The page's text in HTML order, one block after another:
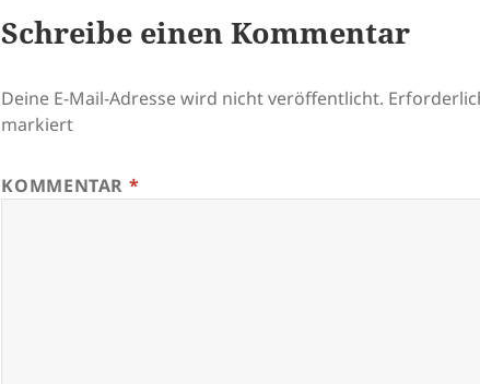
Schreibe einen Kommentar
Deine E-Mail-Adresse wird nicht veröffentlicht.
markiert
KOMMENTAR *